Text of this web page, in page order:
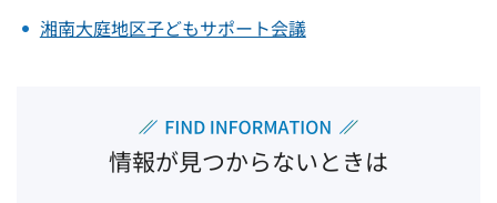
湘南大庭地区子どもサポート会議
情報が見つからないときは